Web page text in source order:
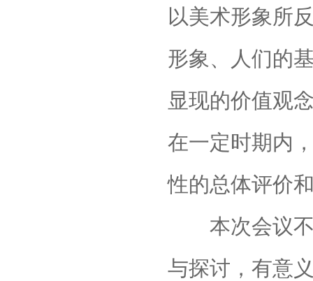
以美术形象所
形象、人们的
显现的价值观
在一定时期内
性的总体评价
本次会议不
与探讨，有意